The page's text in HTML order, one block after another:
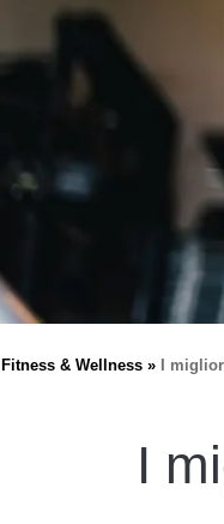
Fitness & Wellness I
I